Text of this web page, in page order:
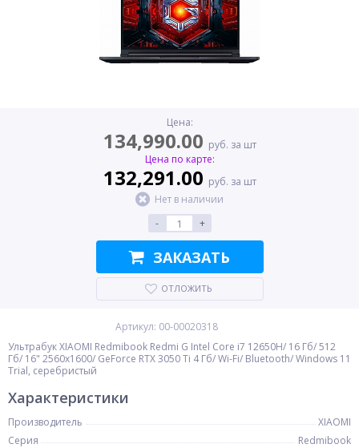
Цена:
134,990.00 руб. за шт
Цена по карте:
132,291.00 руб. за шт
Нет в наличии
-
+
ЗАКАЗАТЬ
ОТЛОЖИТЬ
Артикул: 00-00020318
Ультрабук XIAOMI Redmibook Redmi G Intel Core i7 12650H/ 16 Гб/ 512
Гб/ 16" 2560x1600/ GeForce RTX 3050 Ti 4 Гб/ Wi-Fi/ Bluetooth/ Windows 11
Trial, серебристый
Характеристики
Производитель
XIAOMI
Серия
Redmibook